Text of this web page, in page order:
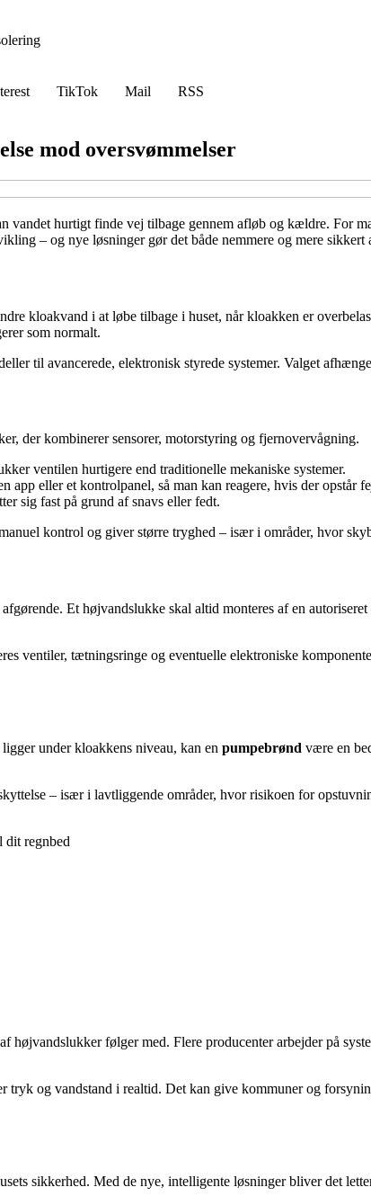
TikTok Mail
RSS
mod oversvømmelser
hurtigt finde vej tilbage gennem afløb og kældre. For
– og nye løsninger gør det både nemmere og mere sikkert
kloakvand i at løbe tilbage i huset, når kloakken er
som normalt.
til avancerede, elektronisk styrede systemer. Valget
der kombinerer sensorer, motorstyring og fjernovervågning.
ventilen hurtigere end traditionelle mekaniske systemer.
app eller et kontrolpanel, så man kan reagere, hvis der opstår
sig fast på grund af snavs eller fedt.
kontrol og giver større tryghed – især i områder, hvor
Et højvandslukke skal altid monteres af en
ventiler, tætningsringe og eventuelle elektroniske
under kloakkens niveau, kan en pumpebrønd være en
– især i lavtliggende områder, hvor risikoen for
dit regnbed
følger med. Flere producenter arbejder på
tryk og vandstand i realtid. Det kan give kommuner og
sikkerhed. Med de nye, intelligente løsninger bliver det